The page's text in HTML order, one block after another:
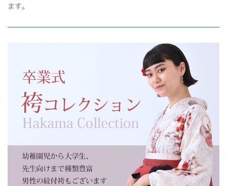
ます。